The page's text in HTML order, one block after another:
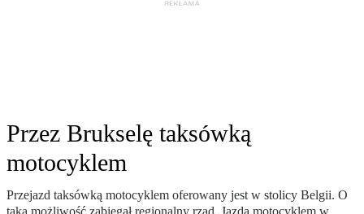
Przez Brukselę taksówką
motocyklem
Przejazd taksówką motocyklem oferowany jest w stolicy Belgii. O
taką możliwość zabiegał regionalny rząd. Jazda motocyklem w